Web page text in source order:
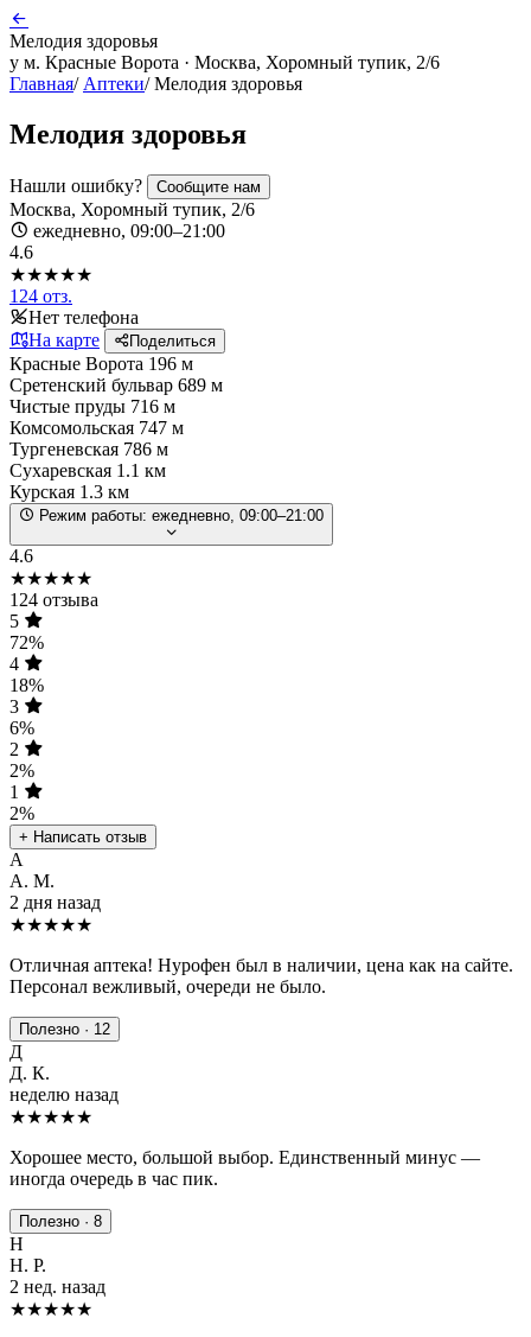
Мелодия здоровья
у м. Красные Ворота · Москва, Хоромный тупик, 2/6
Главная/ Аптеки/ Мелодия здоровья
Мелодия здоровья
Нашли ошибку? Сообщите нам
Москва, Хоромный тупик, 2/6
ежедневно, 09:00–21:00
4.6
★★★★★
124 отз.
Нет телефона
На карте
Поделиться
Красные Ворота 196 м
Сретенский бульвар 689 м
Чистые пруды 716 м
Комсомольская 747 м
Тургеневская 786 м
Сухаревская 1.1 км
Курская 1.3 км
Режим работы: ежедневно, 09:00–21:00
4.6
★★★★★
124 отзыва
5
72%
4
18%
3
6%
2
2%
1
2%
+ Написать отзыв
А
А. М.
2 дня назад
★★★★★
Отличная аптека! Нурофен был в наличии, цена как на сайте.
Персонал вежливый, очереди не было.
Полезно · 12
Д
Д. К.
неделю назад
★★★★★
Хорошее место, большой выбор. Единственный минус —
иногда очередь в час пик.
Полезно · 8
Н
Н. Р.
2 нед. назад
★★★★★